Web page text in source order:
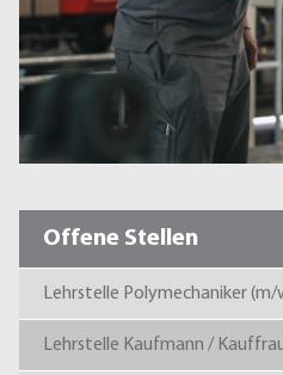
Offene Stellen
Lehrstelle Polymechaniker
Lehrstelle Kaufmann /